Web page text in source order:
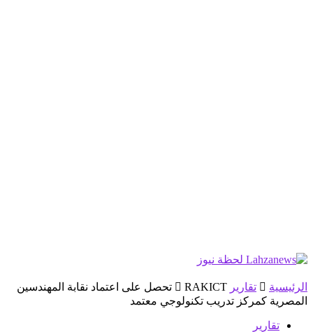
الرئيسية تقارير
RAKICT تحصل على اعتماد نقابة المهندسين
المصرية كمركز تدريب تكنولوجي معتمد
تقارير